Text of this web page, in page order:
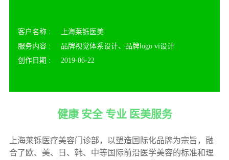
客户名称 :
上海莱铄医美
服务内容 :
品牌视觉体系设计、品牌logo vi设计
创作日期 :
2019-06-22
健康 安全 专业 医美服务
上海莱铄医疗美容门诊部，以塑造国际化品牌为宗旨，融
合了欧、美、日、韩、中等国际前沿医学美容的标准和理